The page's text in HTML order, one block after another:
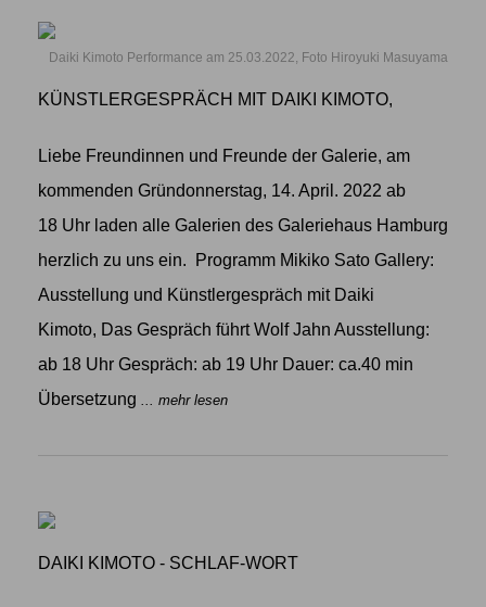
Daiki Kimoto Performance am 25.03.2022, Foto Hiroyuki Masuyama
KÜNSTLERGESPRÄCH MIT DAIKI KIMOTO,
Liebe Freundinnen und Freunde der Galerie, am
kommenden Gründonnerstag, 14. April. 2022 ab
18 Uhr laden alle Galerien des Galeriehaus Hamburg
herzlich zu uns ein. Programm Mikiko Sato Gallery:
Ausstellung und Künstlergespräch mit Daiki
Kimoto, Das Gespräch führt Wolf Jahn Ausstellung:
ab 18 Uhr Gespräch: ab 19 Uhr Dauer: ca.40 min
Übersetzung
... mehr lesen
DAIKI KIMOTO - SCHLAF-WORT